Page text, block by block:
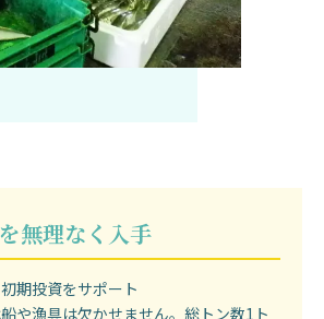
無理なく入手
期投資をサポート
や漁具は欠かせません。総トン数1ト